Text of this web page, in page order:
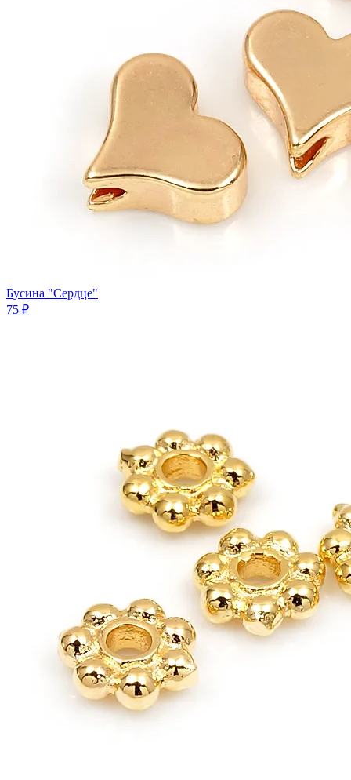
Бусина "Сердце"
75 ₽